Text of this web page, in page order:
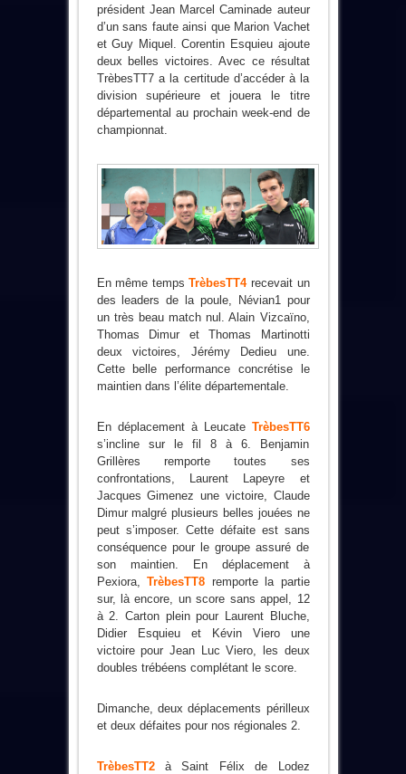
président Jean Marcel Caminade auteur
d’un sans faute ainsi que Marion Vachet
et Guy Miquel. Corentin Esquieu ajoute
deux belles victoires. Avec ce résultat
TrèbesTT7 a la certitude d’accéder à la
division supérieure et jouera le titre
départemental au prochain week-end de
championnat.
En même tempsTrèbesTT4recevait un
des leaders de la poule, Névian1 pour
un très beau match nul. Alain Vizcaïno,
Thomas Dimur et Thomas Martinotti
deux victoires, Jérémy Dedieu une.
Cette belle performance concrétise le
maintien dans l’élite départementale.
En déplacement à Leucate TrèbesTT6
s’incline sur le fil 8 à 6. Benjamin
Grillères remporte toutes ses
confrontations, Laurent Lapeyre et
Jacques Gimenez une victoire, Claude
Dimur malgré plusieurs belles jouées ne
peut s’imposer. Cette défaite est sans
conséquence pour le groupe assuré de
son maintien. En déplacement à
Pexiora, TrèbesTT8 remporte la partie
sur, là encore, un score sans appel, 12
à 2. Carton plein pour Laurent Bluche,
Didier Esquieu et Kévin Viero une
victoire pour Jean Luc Viero, les deux
doubles trébéens complétant le score.
Dimanche, deux déplacements périlleux
et deux défaites pour nos régionales 2.
TrèbesTT2
à Saint Félix de Lodez